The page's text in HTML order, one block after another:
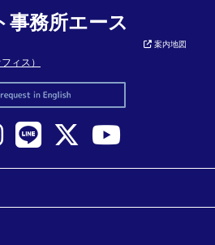
務所エース
ィス）
案内地図